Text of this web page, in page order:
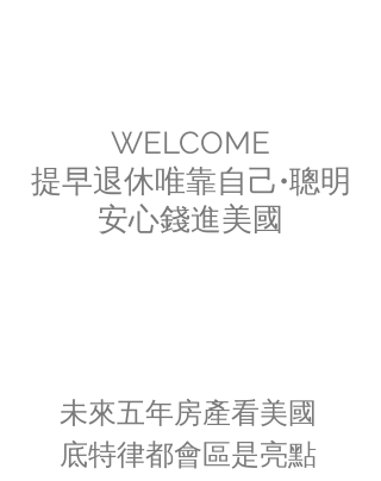
WELCOME
提早退休唯靠自己•聰明
安心錢進美國
未來五年房產看美國
底特律都會區是亮點